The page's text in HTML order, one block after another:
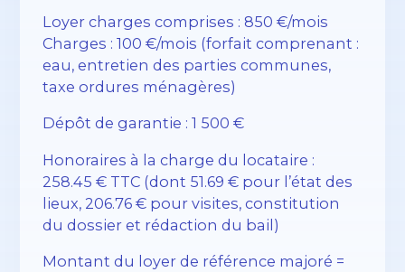
Loyer charges comprises : 850 €/mois
Charges : 100 €/mois (forfait comprenant :
eau, entretien des parties communes,
taxe ordures ménagères)
Dépôt de garantie : 1 500 €
Honoraires à la charge du locataire :
258.45 € TTC (dont 51.69 € pour l’état des
lieux, 206.76 € pour visites, constitution
du dossier et rédaction du bail)
Montant du loyer de référence majoré =